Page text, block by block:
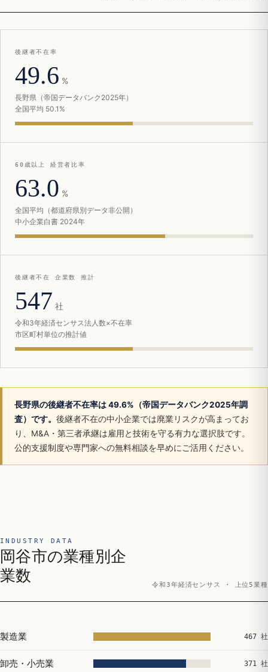
後継者不在率
49.6 %
長野県（帝国データバンク2025年）
全国平均 50.1%
60歳以上 経営者比率
63.0 %
全国平均（都道府県別データ非公開）
中小企業白書 2024年
後継者不在 企業数 推計
547 社
令和3年経済センサス法人数×不在率
市区町村単位の推計値
長野県の後継者不在率は 49.6%（帝国データバンク2025年調
査）です。 後継者不在の中小企業では廃業リスクが高まってお
り、M&A・第三者承継は雇用と技術を守る有力な選択肢です。
公的支援制度や専門家への無料相談を早めにご活用ください。
INDUSTRY DATA
岡谷市の業種別企
業数
令和3年経済センサス · 上位5業種
製造業 467 社
卸売・小売業 371 社